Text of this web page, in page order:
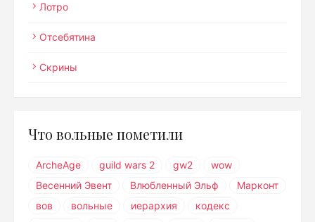
Лотро
Отсебятина
Скрины
Что вольные пометили
ArcheAge guild wars 2 gw2
wow
Весенний Эвент
Влюбленный Эльф
Марконт
вов
вольные иерархия
кодекс